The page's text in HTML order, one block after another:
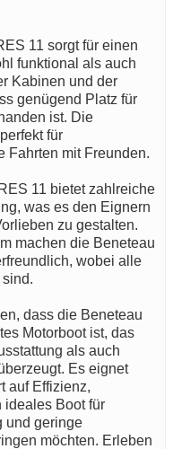
11 sorgt für einen
funktional als auch
Kabinen und der
genügend Platz für
ist. Die
für
Fahrten mit Freunden.
11 bietet zahlreiche
was es den Eignern
zu gestalten.
machen die Beneteau
wobei alle
dass die Beneteau
Motorboot ist, das
als auch
Es eignet
auf Effizienz,
ideales Boot für
und geringe
möchten. Erleben